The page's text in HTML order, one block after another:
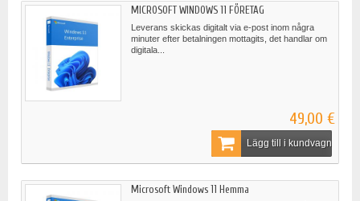
MICROSOFT WINDOWS 11 FÖRETAG
Leverans skickas digitalt via e-post inom några
minuter efter betalningen mottagits, det handlar om
digitala...
49,00 €
Lägg till i kundvagn
Microsoft Windows 11 Hemma